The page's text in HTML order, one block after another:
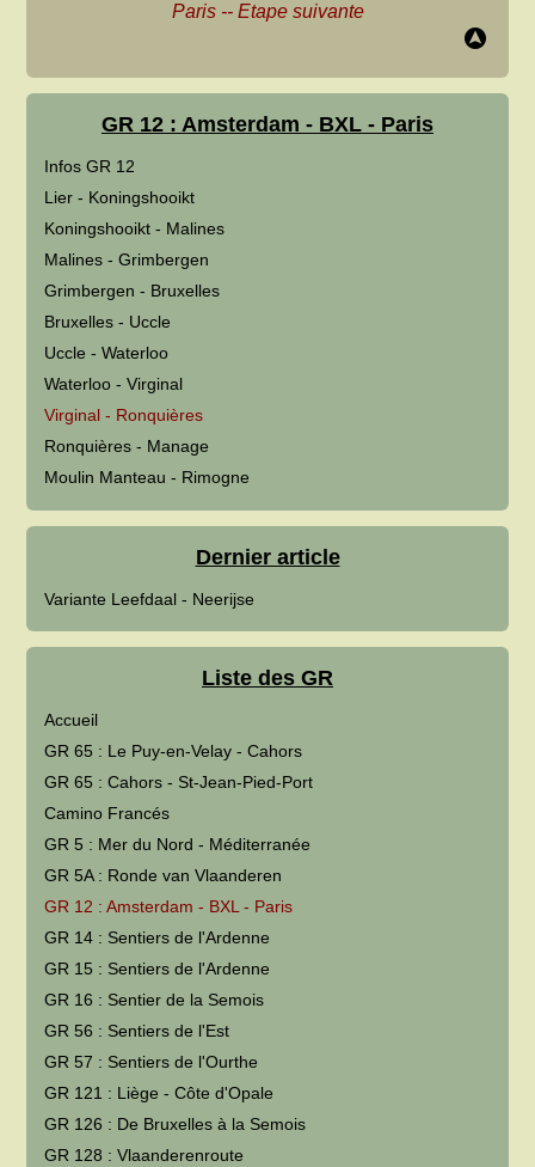
GR 12 : Amsterdam - BXL - Paris
Infos GR 12
Lier - Koningshooikt
Koningshooikt - Malines
Malines - Grimbergen
Grimbergen - Bruxelles
Bruxelles - Uccle
Uccle - Waterloo
Waterloo - Virginal
Virginal - Ronquières
Ronquières - Manage
Moulin Manteau - Rimogne
Dernier article
Variante Leefdaal - Neerijse
Liste des GR
Accueil
GR 65 : Le Puy-en-Velay - Cahors
GR 65 : Cahors - St-Jean-Pied-Port
Camino Francés
GR 5 : Mer du Nord - Méditerranée
GR 5A : Ronde van Vlaanderen
GR 12 : Amsterdam - BXL - Paris
GR 14 : Sentiers de l'Ardenne
GR 15 : Sentiers de l'Ardenne
GR 16 : Sentier de la Semois
GR 56 : Sentiers de l'Est
GR 57 : Sentiers de l'Ourthe
GR 121 : Liège - Côte d'Opale
GR 126 : De Bruxelles à la Semois
GR 128 : Vlaanderenroute
Paris-- Etape suivante